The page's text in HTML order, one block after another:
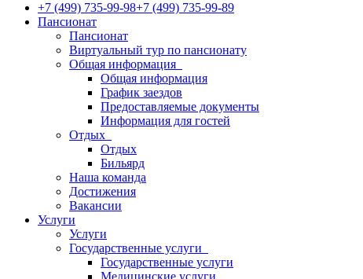
+7 (499) 735-99-98+7 (499) 735-99-89
Пансионат
Пансионат
Виртуальный тур по пансионату
Общая информация
Общая информация
График заездов
Предоставляемые документы
Информация для гостей
Отдых
Отдых
Бильярд
Наша команда
Достижения
Вакансии
Услуги
Услуги
Государственные услуги
Государственные услуги